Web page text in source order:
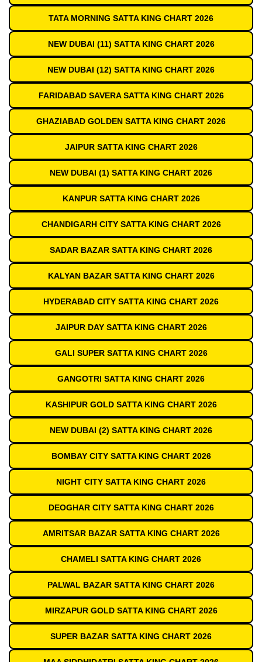
TATA MORNING SATTA KING CHART 2026
NEW DUBAI (11) SATTA KING CHART 2026
NEW DUBAI (12) SATTA KING CHART 2026
FARIDABAD SAVERA SATTA KING CHART 2026
GHAZIABAD GOLDEN SATTA KING CHART 2026
JAIPUR SATTA KING CHART 2026
NEW DUBAI (1) SATTA KING CHART 2026
KANPUR SATTA KING CHART 2026
CHANDIGARH CITY SATTA KING CHART 2026
SADAR BAZAR SATTA KING CHART 2026
KALYAN BAZAR SATTA KING CHART 2026
HYDERABAD CITY SATTA KING CHART 2026
JAIPUR DAY SATTA KING CHART 2026
GALI SUPER SATTA KING CHART 2026
GANGOTRI SATTA KING CHART 2026
KASHIPUR GOLD SATTA KING CHART 2026
NEW DUBAI (2) SATTA KING CHART 2026
BOMBAY CITY SATTA KING CHART 2026
NIGHT CITY SATTA KING CHART 2026
DEOGHAR CITY SATTA KING CHART 2026
AMRITSAR BAZAR SATTA KING CHART 2026
CHAMELI SATTA KING CHART 2026
PALWAL BAZAR SATTA KING CHART 2026
MIRZAPUR GOLD SATTA KING CHART 2026
SUPER BAZAR SATTA KING CHART 2026